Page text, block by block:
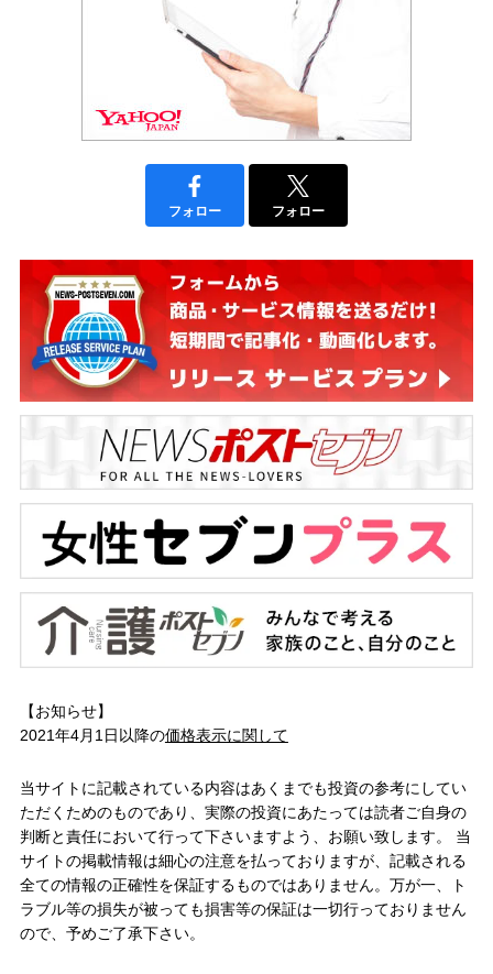
フォロー フォロー
【お知らせ】
2021年4月1日以降の価格表示に関して
当サイトに記載されている内容はあくまでも投資の参考にしてい
ただくためのものであり、実際の投資にあたっては読者ご自身の
判断と責任において行って下さいますよう、お願い致します。 当
サイトの掲載情報は細心の注意を払っておりますが、記載される
全ての情報の正確性を保証するものではありません。万が一、ト
ラブル等の損失が被っても損害等の保証は一切行っておりません
ので、予めご了承下さい。